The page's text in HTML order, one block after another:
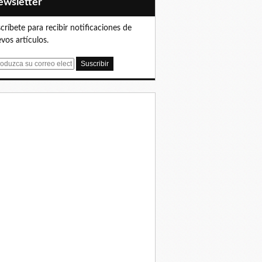
para recibir notificaciones de
artículos.